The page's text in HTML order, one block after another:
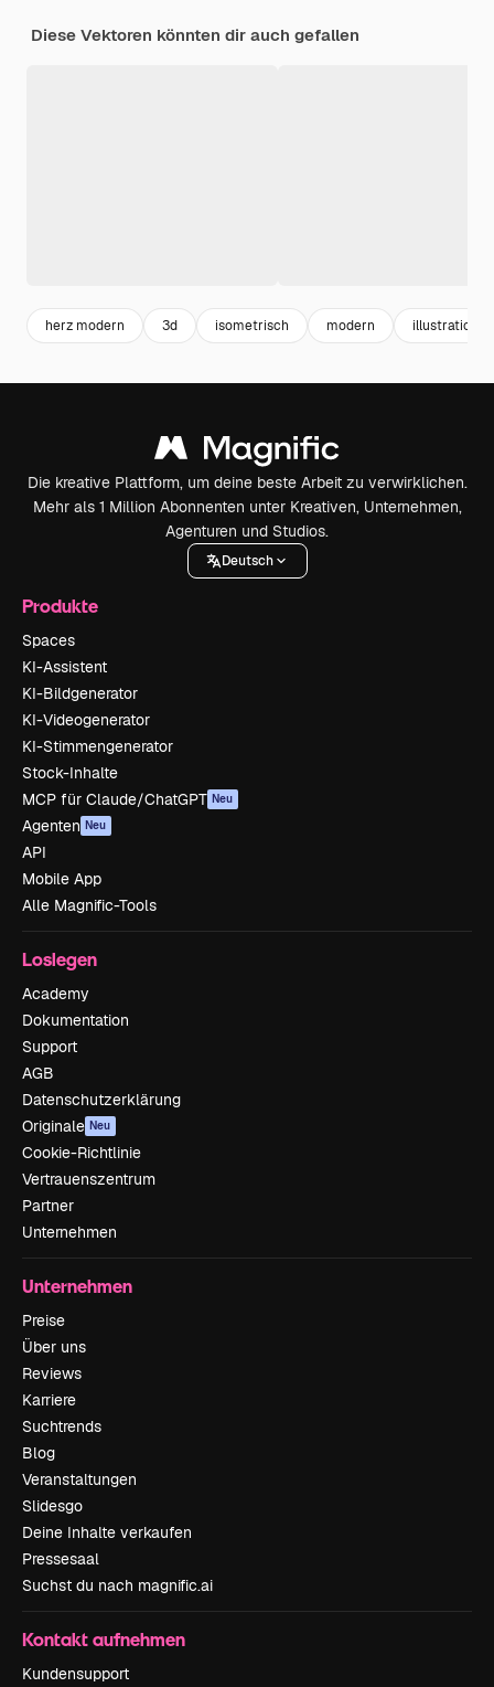
Diese Vektoren könnten dir auch gefallen
herz modern 3d isometrisch modern illustration
Die kreative Plattform, um deine beste Arbeit zu verwirklichen.
Mehr als 1 Million Abonnenten unter Kreativen, Unternehmen,
Agenturen und Studios.
Deutsch
Produkte
Spaces
KI-Assistent
KI-Bildgenerator
KI-Videogenerator
KI-Stimmengenerator
Stock-Inhalte
MCP für Claude/ChatGPT Neu
Agenten Neu
API
Mobile App
Alle Magnific-Tools
Loslegen
Academy
Dokumentation
Support
AGB
Datenschutzerklärung
Originale Neu
Cookie-Richtlinie
Vertrauenszentrum
Partner
Unternehmen
Unternehmen
Preise
Über uns
Reviews
Karriere
Suchtrends
Blog
Veranstaltungen
Slidesgo
Deine Inhalte verkaufen
Pressesaal
Suchst du nach magnific.ai
Kontakt aufnehmen
Kundensupport